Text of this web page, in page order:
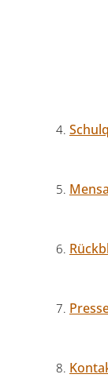
Mensa